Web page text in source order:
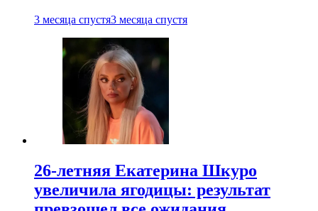
3 месяца спустя3 месяца спустя
26-летняя Екатерина Шкуро
увеличила ягодицы: результат